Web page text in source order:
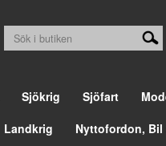
Sjökrig Sjöfart
Landkrig Nyttofordon,